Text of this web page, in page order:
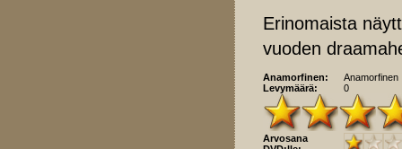
Erinomaista
vuoden
Anamorfinen:
Anamorfinen
Levymäärä:
0
Arvosana